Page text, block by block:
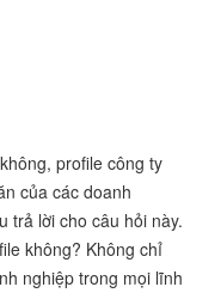
profile công ty
của các doanh
trả lời cho câu hỏi này.
không? Không chỉ
nghiệp trong mọi lĩnh